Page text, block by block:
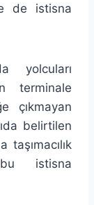
de istisna
yolcuları
terminale
çıkmayan
belirtilen
taşımacılık
istisna